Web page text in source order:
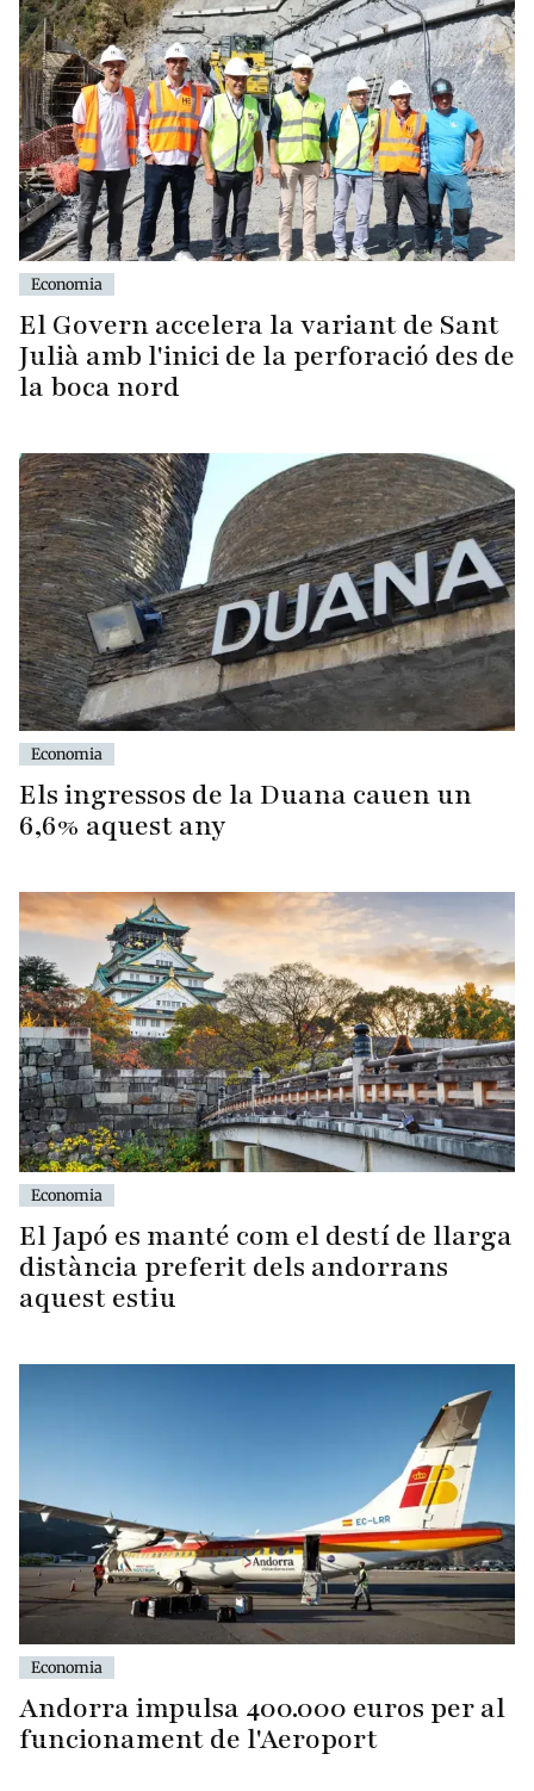
Economia
El Govern accelera la variant de Sant
Julià amb l'inici de la perforació des de
la boca nord
Economia
Els ingressos de la Duana cauen un
6,6% aquest any
Economia
El Japó es manté com el destí de llarga
distància preferit dels andorrans
aquest estiu
Economia
Andorra impulsa 400.000 euros per al
funcionament de l'Aeroport